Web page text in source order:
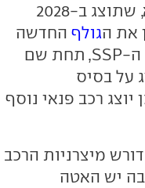
מהדור הבא, שתוצג ב-2028
גולף החדשה
והחשמלית אף היא על בסיס פלטפורמת ה-SSP, תחת שם
על בסיס
לאחר מכן יוצג רכב פנאי נוסף
דורש מיצרניות הרכב
יש האטה